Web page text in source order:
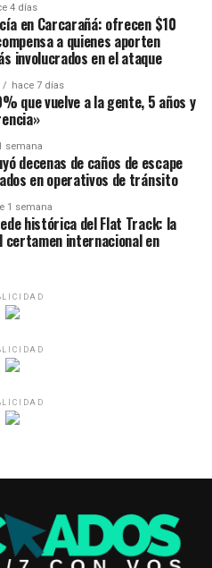
4 días
en Carcarañá: ofrecen $10
a quienes aporten
involucrados en el ataque
hace 7 días
que vuelve a la gente, 5 años y
semana
decenas de caños de escape
en operativos de tránsito
1 semana
histórica del Flat Track: la
certamen internacional en